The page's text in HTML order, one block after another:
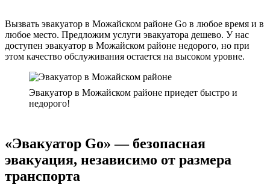
Вызвать эвакуатор в Можайском районе Go в любое время и в
любое место. Предложим услуги эвакуатора дешево. У нас
доступен эвакуатор в Можайском районе недорого, но при
этом качество обслуживания остается на высоком уровне.
Эвакуатор в Можайском районе приедет быстро и
недорого!
«Эвакуатор Go» — безопасная
эвакуация, независимо от размера
транспорта